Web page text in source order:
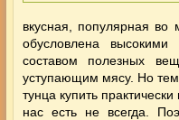
вкусная, популярная во
обусловлена высокими
составом полезных
уступающим мясу. Но
тунца купить
нас есть не всегда.